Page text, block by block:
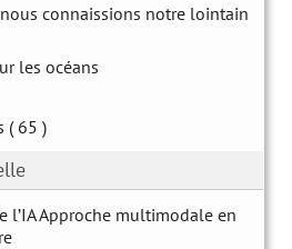
connaissions notre lointain
les océans
( 65 )
l’IA Approche multimodale en